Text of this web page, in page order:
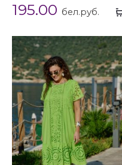
195.00 бел.руб.